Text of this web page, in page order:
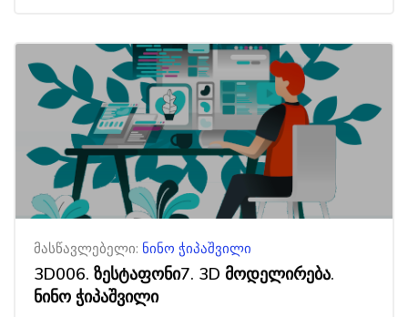
მასწავლებელი: ნინო ჭიპაშვილი
3D006. ზესტაფონი7. 3D მოდელირება.
ნინო ჭიპაშვილი